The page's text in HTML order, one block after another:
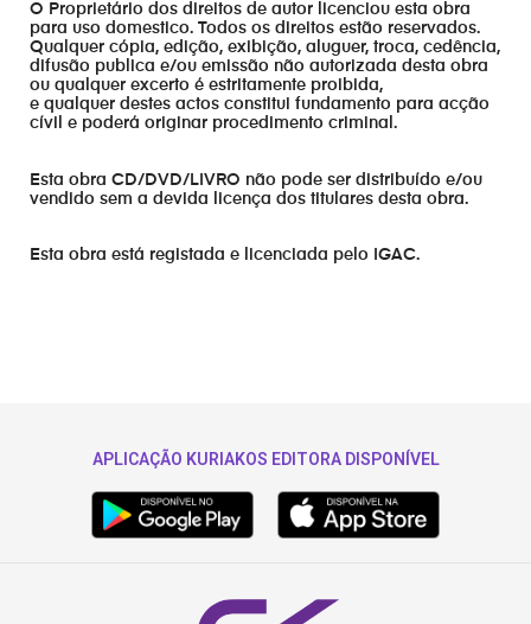
O Proprietário dos direitos de autor licenciou esta obra
para uso domestico. Todos os direitos estão reservados.
Qualquer cópia, edição, exibição, aluguer, troca, cedência,
difusão publica e/ou emissão não autorizada desta obra
ou qualquer excerto é estritamente proibida,
e qualquer destes actos constitui fundamento para acção
cívil e poderá originar procedimento criminal.
Esta obra CD/DVD/LIVRO não pode ser distribuído e/ou
vendido sem a devida licença dos titulares desta obra.
Esta obra está registada e licenciada pelo IGAC.
APLICAÇÃO KURIAKOS EDITORA DISPONÍVEL